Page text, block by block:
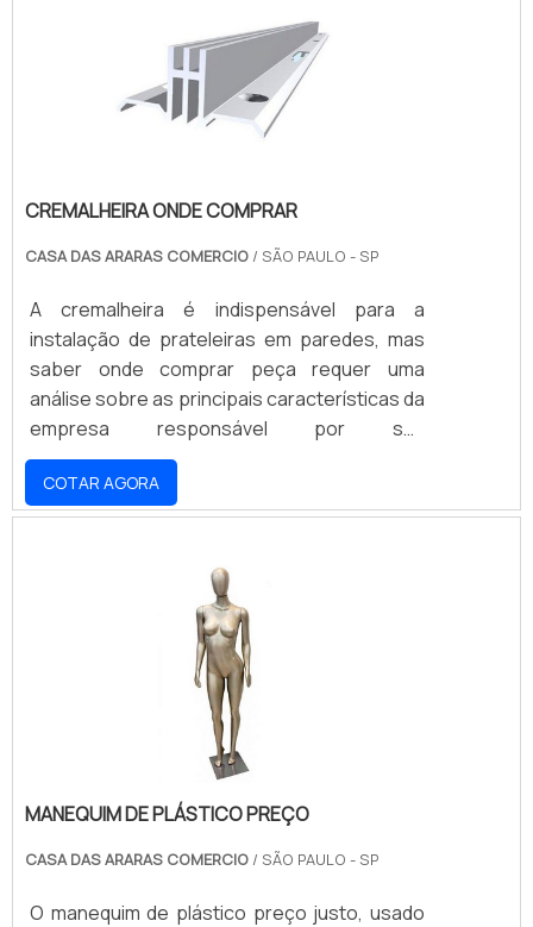
espessura, os cabides produzidos em
madeira contam com 10 mm, podendo vari.
CREMALHEIRA ONDE COMPRAR
CASA DAS ARARAS COMERCIO / SÃO PAULO - SP
A cremalheira é indispensável para a
instalação de prateleiras em paredes, mas
saber onde comprar peça requer uma
análise sobre as principais características da
empresa responsável por sua
comercialização. Antes de qualquer coisa, é
importante avaliar se fornecedora de
cremalheira é capaz de atender sua
peça fabricada em diferentes tamanhos, é
importante saber cremalheira onde comprar,
e que o produto esteja exatamente de
acordo com as suas expectativas.
COTAR AGORA
MANEQUIM DE PLÁSTICO PREÇO
CASA DAS ARARAS COMERCIO / SÃO PAULO - SP
O manequim de plástico preço justo, usado